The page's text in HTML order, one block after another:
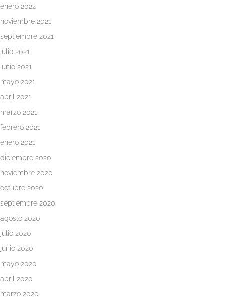
enero 2022
noviembre 2021
septiembre 2021
julio 2021
junio 2021
mayo 2021
abril 2021
marzo 2021
febrero 2021
enero 2021
diciembre 2020
noviembre 2020
octubre 2020
septiembre 2020
agosto 2020
julio 2020
junio 2020
mayo 2020
abril 2020
marzo 2020